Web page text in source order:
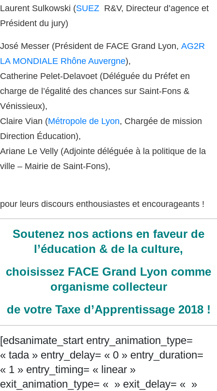
Laurent Sulkowski (SUEZ R&V, Directeur d’agence et
Président du jury)
José Messer (Président de FACE Grand Lyon, AG2R
LA MONDIALE Rhône Auvergne),
Catherine Pelet-Delavoet (Déléguée du Préfet en
charge de l’égalité des chances sur Saint-Fons &
Vénissieux),
Claire Vian (Métropole de Lyon, Chargée de mission
Direction Éducation),
Ariane Le Velly (Adjointe déléguée à la politique de la
ville – Mairie de Saint-Fons),
pour leurs discours enthousiastes et encourageants !
Soutenez nos actions en faveur de
l’éducation & de la culture,
choisissez FACE Grand Lyon comme
organisme collecteur
de votre Taxe d’Apprentissage 2018 !
[edsanimate_start entry_animation_type=
« tada » entry_delay= « 0 » entry_duration=
« 1 » entry_timing= « linear »
exit_animation_type= « » exit_delay= « »